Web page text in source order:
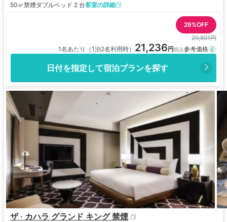
50㎡禁煙ダブルベッド 2 台客室の詳細
29%OFF
29,891円
1名あたり（1泊2名利用時） 21,236
日付を指定して宿泊プランを探す
ザ · カハラ グランド キング 禁煙